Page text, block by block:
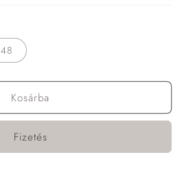
48
Kosárba
Fizetés